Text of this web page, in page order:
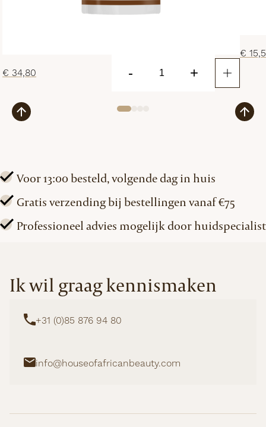
€ 34,80 -
Milk
+
€
Voor 13:00 besteld, volgende dag in huis
Gratis verzending bij bestellingen vanaf €75
Professioneel advies mogelijk door huidspecialist
Ik wil graag kennismaken
+31 (0)85 876 94 80
info@houseofafricanbeauty.com